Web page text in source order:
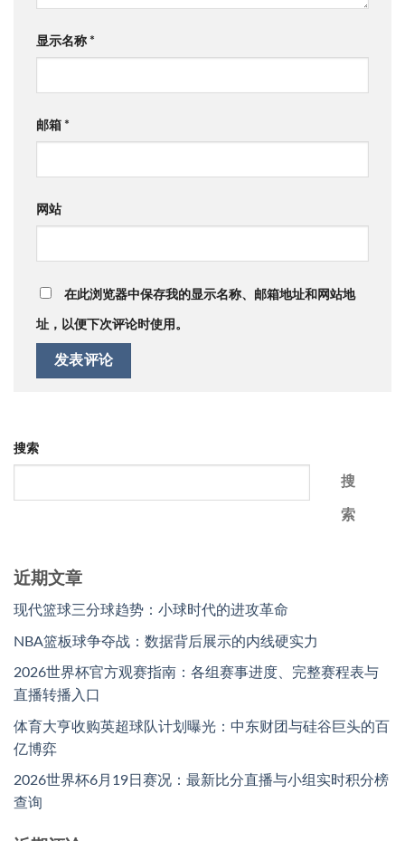
显示名称 *
邮箱 *
网站
在此浏览器中保存我的显示名称、邮箱地址和网站地
址，以便下次评论时使用。
搜索
搜
索
近期文章
现代篮球三分球趋势：小球时代的进攻革命
NBA篮板球争夺战：数据背后展示的内线硬实力
2026世界杯官方观赛指南：各组赛事进度、完整赛程表与
直播转播入口
体育大亨收购英超球队计划曝光：中东财团与硅谷巨头的百
亿博弈
2026世界杯6月19日赛况：最新比分直播与小组实时积分榜
查询